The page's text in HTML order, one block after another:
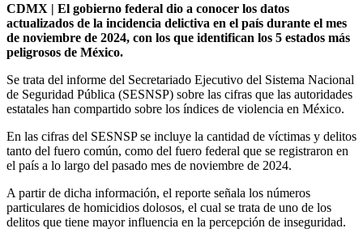
CDMX | El gobierno federal dio a conocer los datos
actualizados de la incidencia delictiva en el país durante el mes
de noviembre de 2024, con los que identifican los 5 estados más
peligrosos de México.
Se trata del informe del Secretariado Ejecutivo del Sistema Nacional
de Seguridad Pública (SESNSP) sobre las cifras que las autoridades
estatales han compartido sobre los índices de violencia en México.
En las cifras del SESNSP se incluye la cantidad de víctimas y delitos
tanto del fuero común, como del fuero federal que se registraron en
el país a lo largo del pasado mes de noviembre de 2024.
A partir de dicha información, el reporte señala los números
particulares de homicidios dolosos, el cual se trata de uno de los
delitos que tiene mayor influencia en la percepción de inseguridad.